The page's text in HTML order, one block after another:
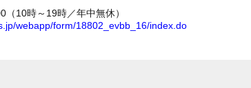
10時～19時／年中無休）
webapp/form/18802_evbb_16/index.do